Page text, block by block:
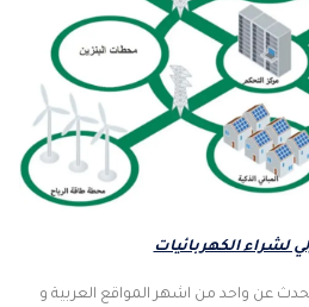
لشراء الكهربائيات
عن واحد من اشهر المواقع العربية و